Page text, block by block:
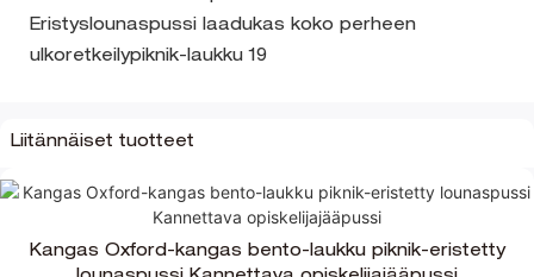
Liitännäiset tuotteet
Kangas Oxford-kangas bento-laukku piknik-eristetty